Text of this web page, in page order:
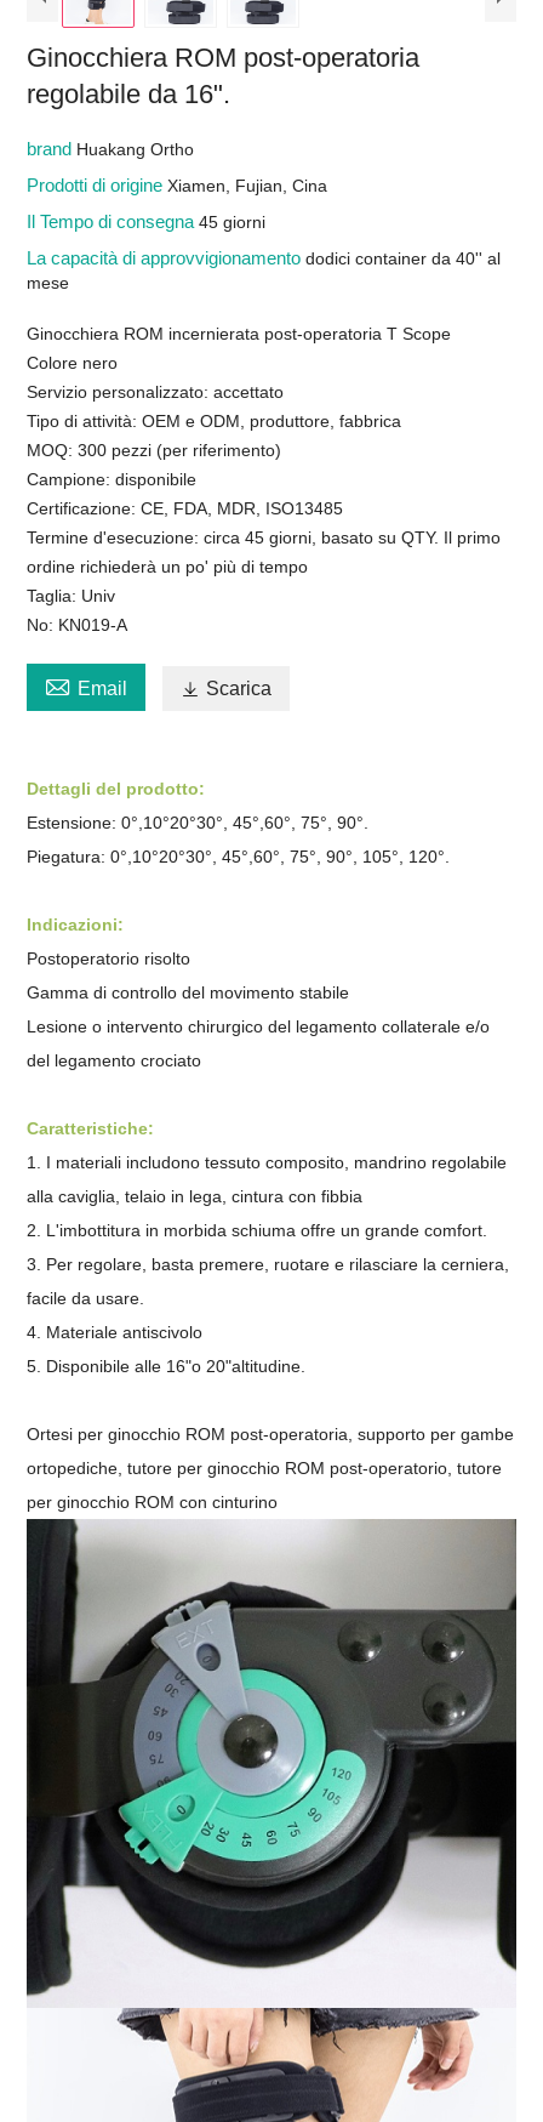
Ginocchiera ROM post-operatoria
regolabile da 16".
brand Huakang Ortho
Prodotti di origineXiamen, Fujian, Cina
Il Tempo di consegna45 giorni
La capacità di approvvigionamentododici container da 40'' al
mese
Ginocchiera ROM incernierata post-operatoria T Scope
Colore nero
Servizio personalizzato: accettato
Tipo di attività: OEM e ODM, produttore, fabbrica
MOQ: 300 pezzi (per riferimento)
Campione: disponibile
Certificazione: CE, FDA, MDR, ISO13485
Termine d'esecuzione: circa 45 giorni, basato su QTY. Il primo
ordine richiederà un po' più di tempo
Taglia: Univ
No: KN019-A
 Email  Scarica
Dettagli del prodotto:
Estensione: 0°,10°20°30°, 45°,60°, 75°, 90°.
Piegatura: 0°,10°20°30°, 45°,60°, 75°, 90°, 105°, 120°.
Indicazioni:
Postoperatorio risolto
Gamma di controllo del movimento stabile
Lesione o intervento chirurgico del legamento collaterale e/o
del legamento crociato
Caratteristiche:
1. I materiali includono tessuto composito, mandrino regolabile
alla caviglia, telaio in lega, cintura con fibbia
2. L'imbottitura in morbida schiuma offre un grande comfort.
3. Per regolare, basta premere, ruotare e rilasciare la cerniera,
facile da usare.
4. Materiale antiscivolo
5. Disponibile alle 16"o 20"altitudine.
Ortesi per ginocchio ROM post-operatoria, supporto per gambe
ortopediche, tutore per ginocchio ROM post-operatorio, tutore
per ginocchio ROM con cinturino